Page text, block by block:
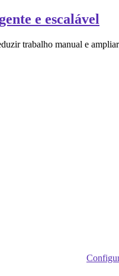
e escalável
trabalho manual e